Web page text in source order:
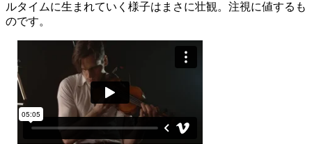
ルタイムに生まれていく様子はまさに壮観。注視に値するも
のです。